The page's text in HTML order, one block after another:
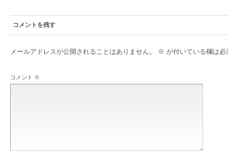
コメントを残す
メールアドレスが公開されることはありません。 ※ が付いている欄は必
コメント ※